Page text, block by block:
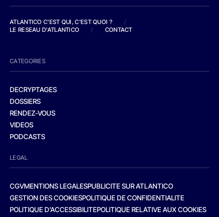
ATLANTICO C'EST QUI, C'EST QUOI ?
/
LE RESEAU D'ATLANTICO
/ CONTACT
CATEGORIES
DECRYPTAGES
DOSSIERS
RENDEZ-VOUS
VIDEOS
PODCASTS
LEGAL
CGVMENTIONS LEGALESPUBLICITE SUR ATLANTICO
GESTION DES COOKIESPOLITIQUE DE CONFIDENTIALITE
POLITIQUE D’ACCESSIBILITEPOLITIQUE RELATIVE AUX COOKIES